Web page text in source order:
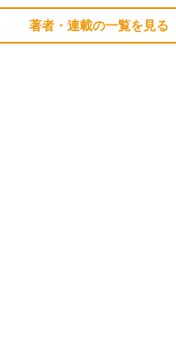
著者・連載の一覧を見る